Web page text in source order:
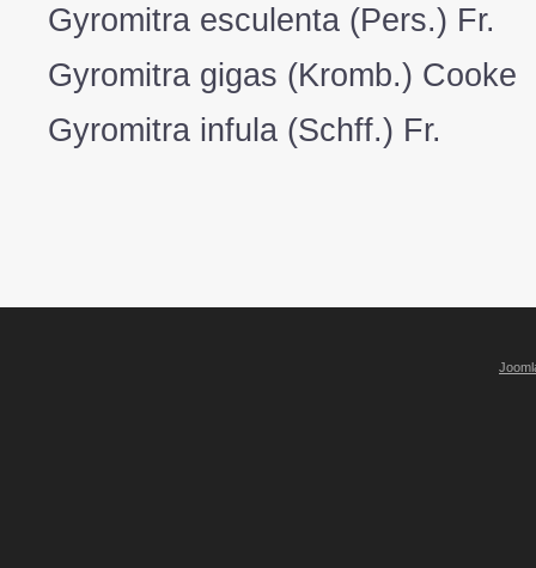
Gyromitra esculenta (Pers.) Fr.
Gyromitra gigas (Kromb.) Cooke
Gyromitra infula (Schff.) Fr.